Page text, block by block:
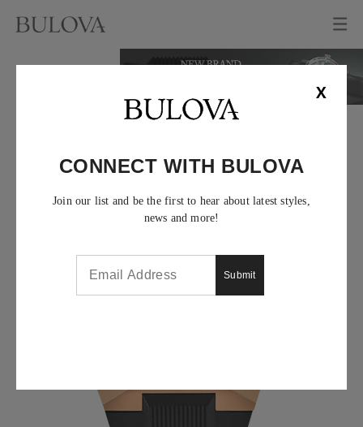
X
CONNECT WITH BULOVA
Join our list and be the first to hear about latest styles,
news and more!
Submit